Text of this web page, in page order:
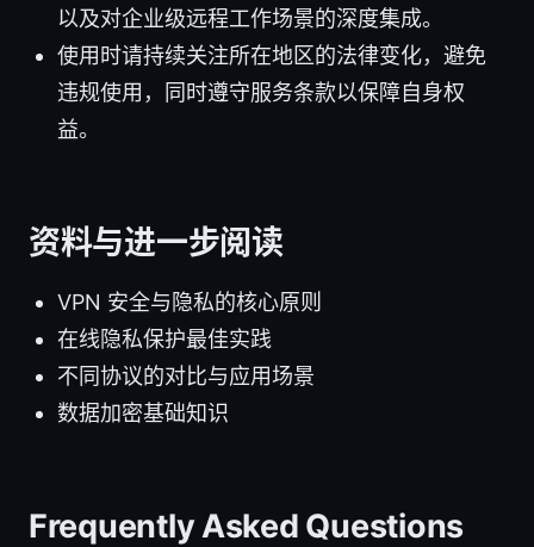
以及对企业级远程工作场景的深度集成。
使用时请持续关注所在地区的法律变化，避免
违规使用，同时遵守服务条款以保障自身权
益。
资料与进一步阅读
VPN 安全与隐私的核心原则
在线隐私保护最佳实践
不同协议的对比与应用场景
数据加密基础知识
Frequently Asked Questions